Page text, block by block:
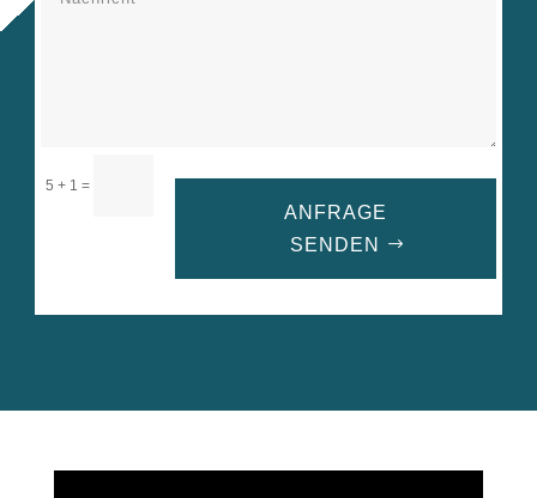
5 + 1 =
ANFRAGE
SENDEN